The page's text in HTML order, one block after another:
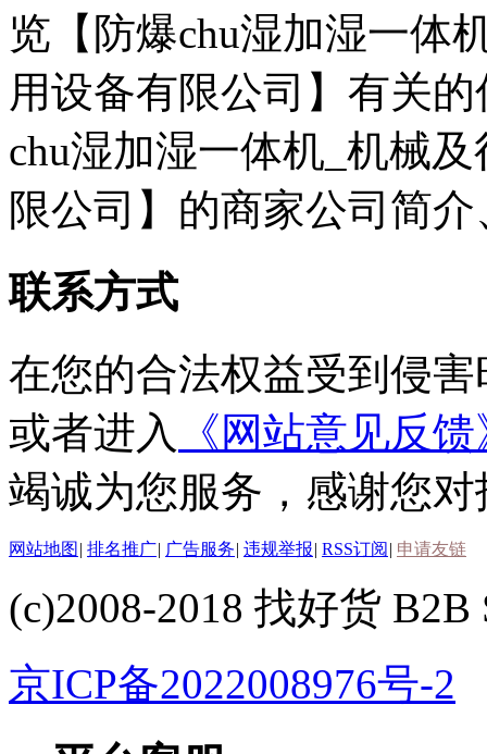
览【防爆chu湿加湿一体
用设备有限公司】有关
chu湿加湿一体机_机械
限公司】的商家公司简
联系方式
在您的合法权益受到侵
或者进入
《网站意见反
竭诚为您服务，感谢您
网站地图 | 排名推广| 广告服务| 违规举报| RSS订阅 | 申请友链
(c)2008-2018 找好货 B2B
京ICP备2022008976号-2